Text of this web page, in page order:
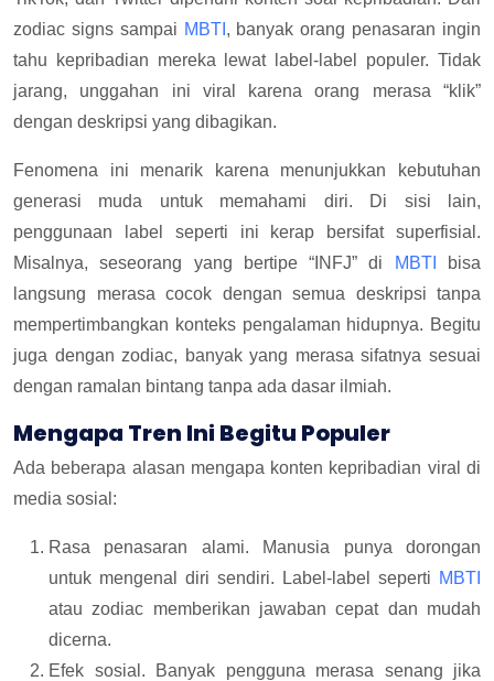
zodiac signs sampai MBTI , banyak orang penasaran ingin
tahu kepribadian mereka lewat label-label populer. Tidak
jarang, unggahan ini viral karena orang merasa “klik”
dengan deskripsi yang dibagikan.
Fenomena ini menarik karena menunjukkan kebutuhan
generasi muda untuk memahami diri. Di sisi lain,
penggunaan label seperti ini kerap bersifat superfisial.
Misalnya, seseorang yang bertipe “INFJ” di
MBTI
bisa
langsung merasa cocok dengan semua deskripsi tanpa
mempertimbangkan konteks pengalaman hidupnya. Begitu
juga dengan zodiac, banyak yang merasa sifatnya sesuai
dengan ramalan bintang tanpa ada dasar ilmiah.
Mengapa Tren Ini Begitu Populer
Ada beberapa alasan mengapa konten kepribadian viral di
media sosial:
Rasa penasaran alami. Manusia punya dorongan
untuk mengenal diri sendiri. Label-label seperti MBTI
atau zodiac memberikan jawaban cepat dan mudah
dicerna.
Efek sosial. Banyak pengguna merasa senang jika